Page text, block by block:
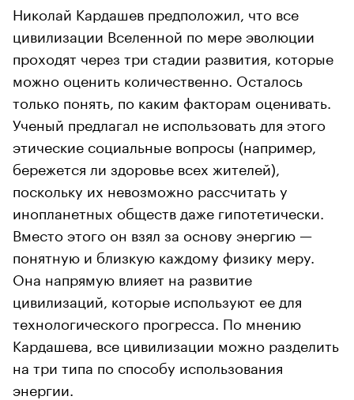
Николай Кардашев предположил, что все
цивилизации Вселенной по мере эволюции
проходят через три стадии развития, которые
можно оценить количественно. Осталось
только понять, по каким факторам оценивать.
Ученый предлагал не использовать для этого
этические социальные вопросы (например,
бережется ли здоровье всех жителей),
поскольку их невозможно рассчитать у
инопланетных обществ даже гипотетически.
Вместо этого он взял за основу энергию —
понятную и близкую каждому физику меру.
Она напрямую влияет на развитие
цивилизаций, которые используют ее для
технологического прогресса. По мнению
Кардашева, все цивилизации можно разделить
на три типа по способу использования
энергии.